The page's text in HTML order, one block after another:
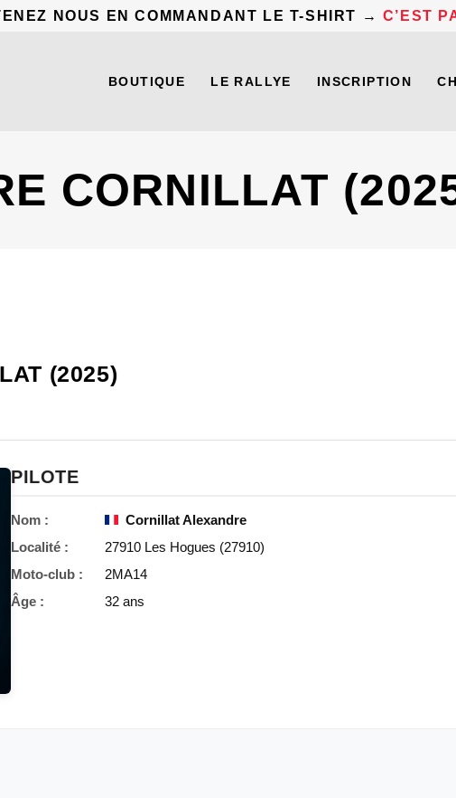
NOUS EN COMMANDANT LE T-SHIRT → C’EST
BOUTIQUE LE RALLYE INSCRIPTION
CORNILLAT
(2025)
PILOTE
Nom :
Cornillat Alexandre
Localité :
27910 Les Hogues (27910)
Moto-club :
2MA14
Âge :
32 ans